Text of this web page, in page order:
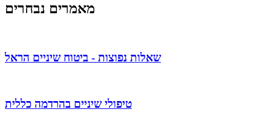
מאמרים נבחרים
שאלות נפוצות - ביטוח שיניים הראל
טיפולי שיניים בהרדמה כללית